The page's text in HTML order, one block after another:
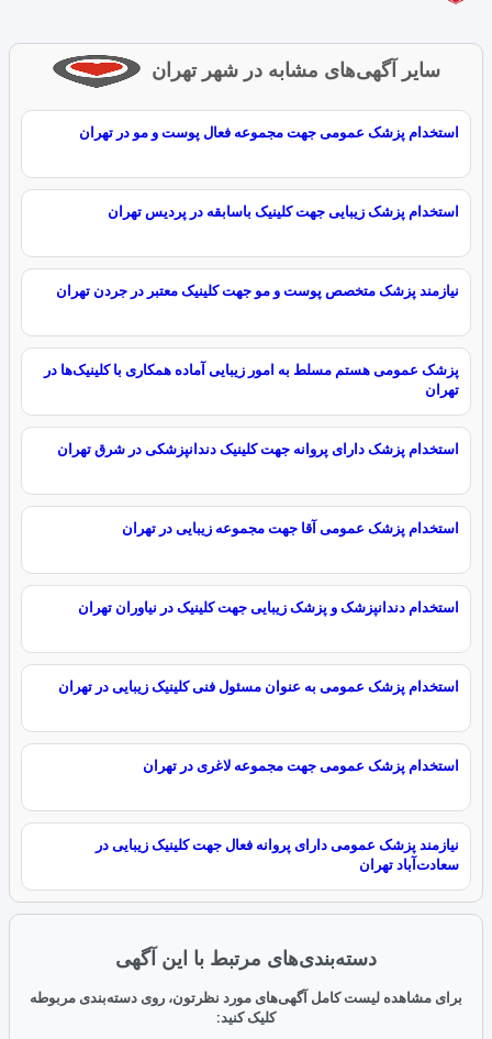
سایر آگهی‌های مشابه در شهر تهران
استخدام پزشک عمومی جهت مجموعه فعال پوست و مو در تهران
استخدام پزشک زیبایی جهت کلینیک باسابقه در پردیس تهران
نیازمند پزشک متخصص پوست و مو جهت کلینیک معتبر در جردن تهران
پزشک عمومی هستم مسلط به امور زیبایی آماده همکاری با کلینیک‌ها در
تهران
استخدام پزشک دارای پروانه جهت کلینیک دندانپزشکی در شرق تهران
استخدام پزشک عمومی آقا جهت مجموعه زیبایی در تهران
استخدام دندانپزشک و پزشک زیبایی جهت کلینیک در نیاوران تهران
استخدام پزشک‌ عمومی به عنوان مسئول فنی کلینیک زیبایی در تهران
استخدام پزشک عمومی جهت مجموعه لاغری در تهران
نیازمند پزشک عمومی دارای پروانه فعال جهت کلینیک زیبایی در
سعادت‌آباد تهران
دسته‌بندی‌های مرتبط با این آگهی
برای مشاهده لیست کامل آگهی‌های مورد نظرتون، روی دسته‌بندی مربوطه
کلیک کنید: